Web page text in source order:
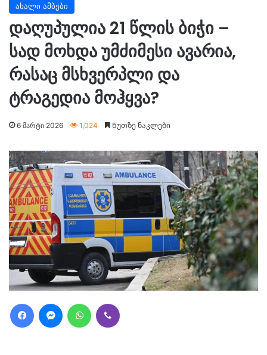
ახალი ამბები
დაღუპულია 21 წლის ბიჭი –
სად მოხდა უმძიმესი ავარია,
რასაც მსხვერპლი და
ტრაგედია მოჰყვა?
6 მარტი 2026 1,024 Წუთზე ნაკლები
FacebookMessengerWhatsApp